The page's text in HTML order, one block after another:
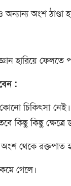
অংশ ঠাণ্ডা
হারিয়ে ফেলতে
:
কোনো চিকিৎসা
কিছু কিছু ক্ষেত্রে
থেকে রক্তপাত
কমে গেলে।